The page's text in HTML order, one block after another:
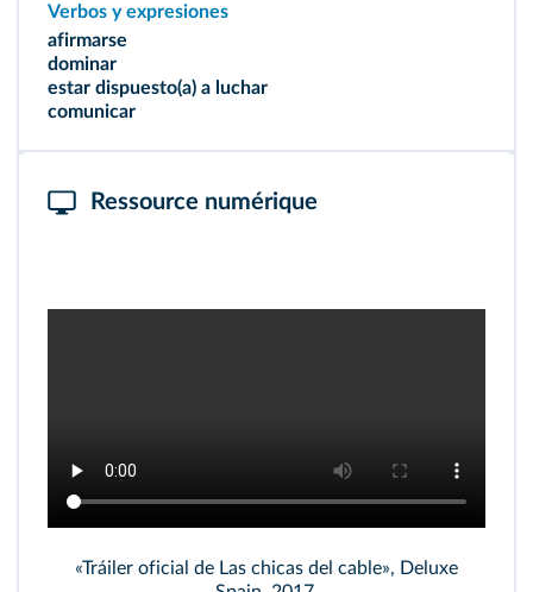
Verbos y expresiones
afirmarse
dominar
estar dispuesto(a) a luchar
comunicar
Ressource numérique
«Tráiler oficial de Las chicas del cable», Deluxe